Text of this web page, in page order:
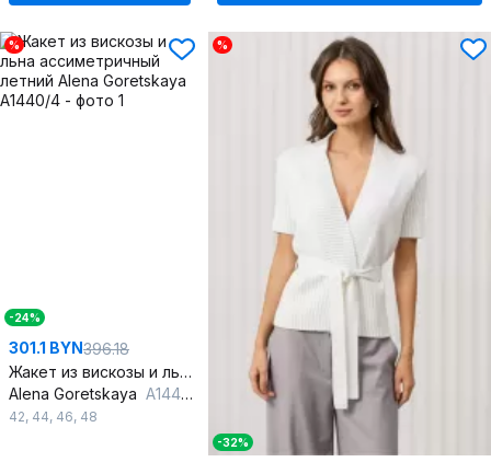
%
-24%
301.1 BYN396.18
Жакет из вискозы и льна ассиметричный летний
Alena Goretskaya A1440/4
42, 44, 46, 48
%
-32%